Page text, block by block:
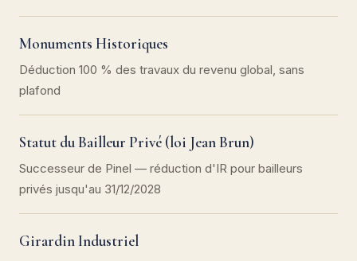
Monuments Historiques
Déduction 100 % des travaux du revenu global, sans
plafond
Statut du Bailleur Privé (loi Jean Brun)
Successeur de Pinel — réduction d'IR pour bailleurs
privés jusqu'au 31/12/2028
Girardin Industriel